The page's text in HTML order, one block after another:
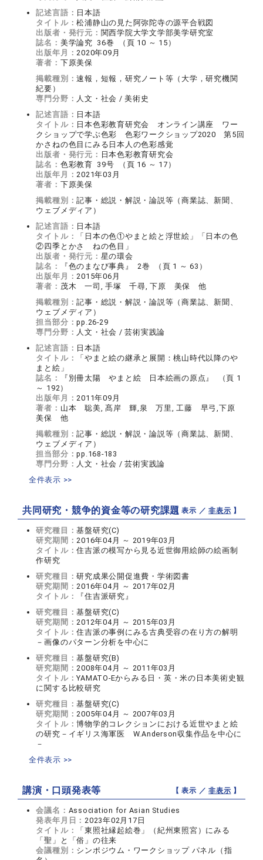
記述言語： 日本語
タイトル：松浦静山の見た阿弥陀寺の源平合戦図
出版者・発行元： 関西学院大学文学部美学研究室
誌名： 美学論究 36巻 （頁 10 ～ 15）
出版年月：2020年09月
著者： 下原美保
掲載種別：速報，短報，研究ノート等（大学，研究機関
紀要）
専門分野： 人文・社会 / 美術史
記述言語： 日本語
タイトル： 日本色彩教育研究会 オンライン講座 ワー
クショップで学ぶ色彩 色彩ワークショップ2020 第5回
かさねの色目にみる日本人の色彩感覚
出版者・発行元： 日本色彩教育研究会
誌名： 色彩教育 39号 （頁 16 ～ 17）
出版年月：2021年03月
著者： 下原美保
掲載種別：記事・総説・解説・論説等（商業誌、新聞、
ウェブメディア）
記述言語： 日本語
タイトル：
「日本の色①やまと絵と浮世絵」「日本の色
②四季とかさ ねの色目」
出版者・発行元： 星の環会
誌名：
『色のまなび事典』 2巻 （頁 1 ～ 63）
出版年月：2015年06月
著者： 茂木 一司, 手塚 千尋, 下原 美保 他
掲載種別：記事・総説・解説・論説等（商業誌、新聞、
ウェブメディア）
担当部分：pp.26-29
専門分野： 人文・社会 / 芸術実践論
記述言語： 日本語
タイトル：
「やまと絵の継承と展開：桃山時代以降のや
まと絵」
誌名：
『別冊太陽 やまと絵 日本絵画の原点』 （頁 1
～ 192）
出版年月：2011年09月
著者： 山本 聡美, 髙岸 輝,泉 万里, 工藤 早弓,下原
美保 他
掲載種別：記事・総説・解説・論説等（商業誌、新聞、
ウェブメディア）
担当部分：pp.168-183
専門分野： 人文・社会 / 芸術実践論
全件表示 >>
共同研究・競争的資金等の研究課題【 表示 ／非表示 】
研究種目：基盤研究(C)
研究期間：2016年04月 ～ 2019年03月
タイトル：住吉派の模写から見る近世御用絵師の絵画制
作研究
研究種目：研究成果公開促進費・学術図書
研究期間：2016年04月 ～ 2017年02月
タイトル：
『住吉派研究』
研究種目：基盤研究(C)
研究期間：2012年04月 ～ 2015年03月
タイトル：住吉派の事例にみる古典受容の在り方の解明
－画像のパターン分析を中心に
研究種目：基盤研究(B)
研究期間：2008年04月 ～ 2011年03月
タイトル：YAMATO-Eからみる日・英・米の日本美術史観
に関する比較研究
研究種目：基盤研究(C)
研究期間：2005年04月 ～ 2007年03月
タイトル：博物学的コレクションにおける近世やまと絵
の研究－イギリス海軍医 W.Anderson収集作品を中心に
－
全件表示 >>
講演・口頭発表等 【 表示 ／非表示 】
会議名： Association for Asian Studies
発表年月日：2023年02月17日
タイトル：
「東照社縁起絵巻」（紀州東照宮）にみる
「聖」と「俗」の往来
会議種別： シンポジウム・ワークショップ パネル（指